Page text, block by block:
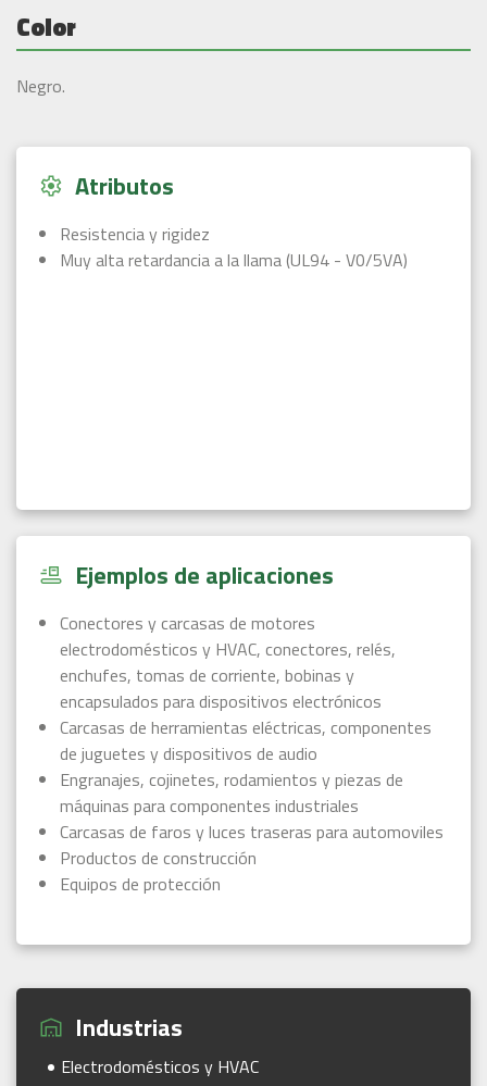
Color
Negro.
Atributos
Resistencia y rigidez
Muy alta retardancia a la llama (UL94 - V0/5VA)
Ejemplos de aplicaciones
Conectores y carcasas de motores
electrodomésticos y HVAC, conectores, relés,
enchufes, tomas de corriente, bobinas y
encapsulados para dispositivos electrónicos
Carcasas de herramientas eléctricas, componentes
de juguetes y dispositivos de audio
Engranajes, cojinetes, rodamientos y piezas de
máquinas para componentes industriales
Carcasas de faros y luces traseras para automoviles
Productos de construcción
⁠Equipos de protección
Industrias
Electrodomésticos y HVAC